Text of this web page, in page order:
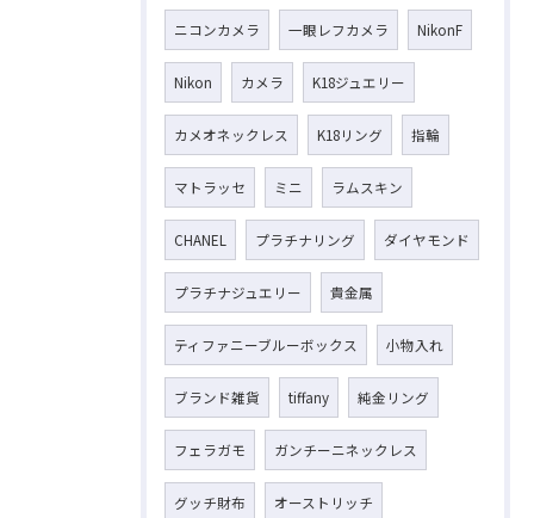
ニコンカメラ 一眼レフカメラ NikonF
Nikon カメラ K18ジュエリー
カメオネックレス K18リング 指輪
マトラッセ ミニ ラムスキン
CHANEL プラチナリング ダイヤモンド
プラチナジュエリー 貴金属
ティファニーブルーボックス 小物入れ
ブランド雑貨 tiffany 純金リング
フェラガモ ガンチーニネックレス
グッチ財布 オーストリッチ